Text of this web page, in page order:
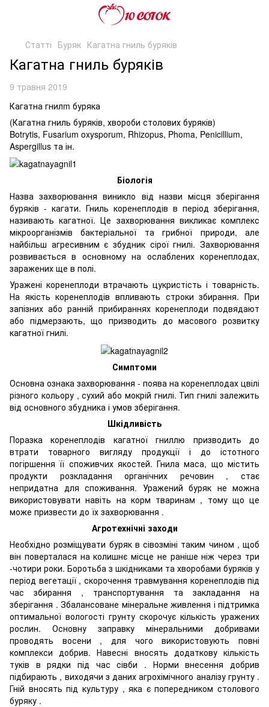
Статті Буряк Кагатна гниль буряків
Кагатна гниль буряків
9 травня 2019
Кагатна гнилm буряка
(Кагатна гниль буряків, хвороби столових буряків)
Botrytis, Fusarium oxysporum, Rhizopus, Phoma, Penicillium,
Aspergillus та ін.
Біологія
Назва захворювання виникло від назви місця зберігання
буряків - кагати. Гниль коренеплодів в період зберігання,
називають кагатної. Це захворювання викликає комплекс
мікроорганізмів бактеріальної та грибної природи, але
найбільш агресивним є збудник сірої гнилі. Захворювання
розвивається в основному на ослаблених коренеплодах,
заражених ще в полі.
Уражені коренеплоди втрачають цукристість і товарність.
На якість коренеплодів впливають строки збирання. При
запізних або ранній прибираннях коренеплоди подвядают
або підмерзають, що призводить до масового розвитку
кагатної гнилі.
Симптоми
Основна ознака захворювання - поява на коренеплодах цвілі
різного кольору , сухий або мокрій гнилі. Тип гнилі залежить
від основного збудника і умов зберігання.
Шкідливість
Поразка коренеплодів кагатної гниллю призводить до
втрати товарного вигляду продукції і до істотного
погіршення її споживчих якостей. Гнила маса, що містить
продукти розкладання органічних речовин , стає
непридатна для споживання. Уражений буряк не можна
використовувати навіть на корм тваринам , тому що це
може призвести до їх захворювання .
Агротехнічні заходи
Необхідно розміщувати буряк в сівозміні таким чином , щоб
він поверталася на колишнє місце не раніше ніж через три
-чотири роки. Боротьба з шкідниками та хворобами буряків у
період вегетації , скорочення травмування коренеплодів під
час збирання , транспортування та закладання на
зберігання . Збалансоване мінеральне живлення і підтримка
оптимальної вологості грунту скорочує кількість уражених
рослин. Основну заправку мінеральними добривами
проводять восени , для чого використовують повні
комплекси добрив. Навесні вносять додаткову кількість
туків в рядки під час сівби . Норми внесення добрив
підбирають , виходячи з даних агрохімічного аналізу грунту .
Гній вносять під культуру , яка є попередником столового
буряку .